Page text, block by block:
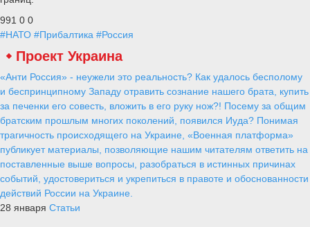
991 0 0
#НАТО #Прибалтика #Россия
Проект Украина
«Анти Россия» - неужели это реальность? Как удалось бесполому
и беспринципному Западу отравить сознание нашего брата, купить
за печенки его совесть, вложить в его руку нож?! Посему за общим
братским прошлым многих поколений, появился Иуда? Понимая
трагичность происходящего на Украине, «Военная платформа»
публикует материалы, позволяющие нашим читателям ответить на
поставленные выше вопросы, разобраться в истинных причинах
событий, удостовериться и укрепиться в правоте и обоснованности
действий России на Украине.
28 января Статьи